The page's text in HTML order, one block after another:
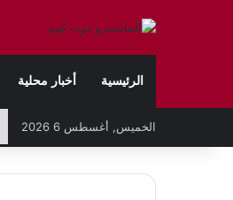
الرئيسية أخبار محلية
الخميس, أغسطس 6 2026